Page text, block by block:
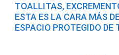
TOALLITAS,
ESTA ES LA CARA MÁS
ESPACIO PROTEGIDO DE